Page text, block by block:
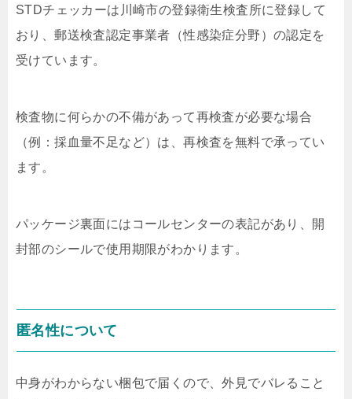
STDチェッカーは川崎市の登録衛生検査所に登録して
おり、郵送検査認定事業者（性感染症分野）の認定を
受けています。
検査物に何らかの不備があって再検査が必要な場合
（例：採血量不足など）は、再検査を無料で承ってい
ます。
パッケージ裏面にはコールセンターの表記があり、開
封部のシールで使用期限がわかります。
匿名性について
中身がわからない梱包で届くので、外見でバレること